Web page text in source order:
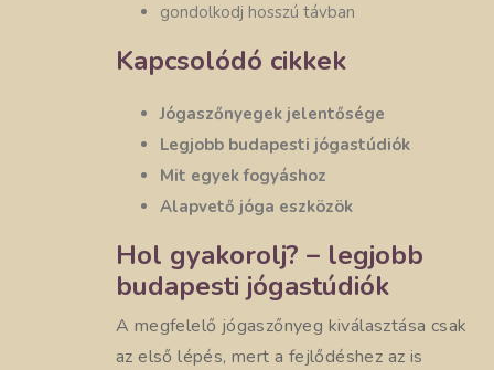
gondolkodj hosszú távban
Kapcsolódó cikkek
Jógaszőnyegek jelentősége
Legjobb budapesti jógastúdiók
Mit egyek fogyáshoz
Alapvető jóga eszközök
Hol gyakorolj? – legjobb
budapesti jógastúdiók
A megfelelő jógaszőnyeg kiválasztása csak
az első lépés, mert a fejlődéshez az is